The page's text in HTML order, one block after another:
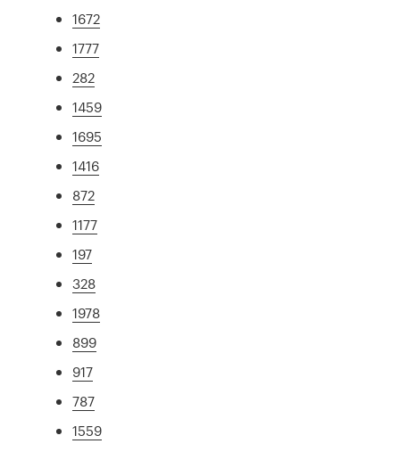
1672
1777
282
1459
1695
1416
872
1177
197
328
1978
899
917
787
1559